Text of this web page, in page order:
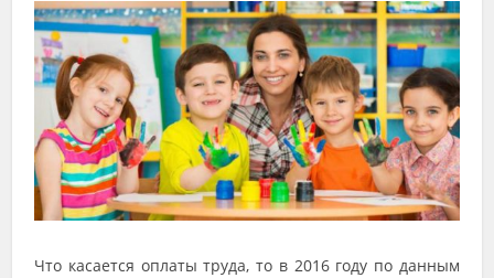
Что касается оплаты труда, то в 2016 году по данным